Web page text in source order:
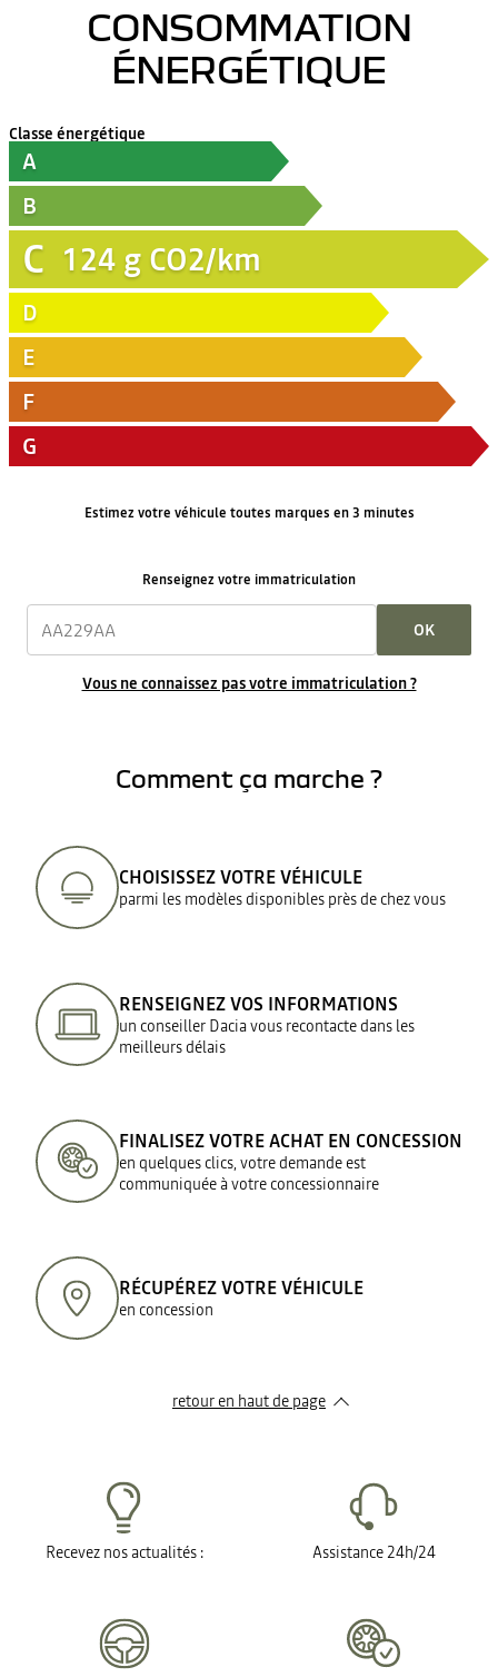
CONSOMMATION
ÉNERGÉTIQUE
Classe énergétique
A
B
C 124 g CO2/km
D
E
F
G
Estimez votre véhicule toutes marques en 3 minutes
Renseignez votre immatriculation
OK
Vous ne connaissez pas votre immatriculation ?
Comment ça marche ?
CHOISISSEZ VOTRE VÉHICULE
parmi les modèles disponibles près de chez vous
RENSEIGNEZ VOS INFORMATIONS
un conseiller Dacia vous recontacte dans les
meilleurs délais
FINALISEZ VOTRE ACHAT EN CONCESSION
en quelques clics, votre demande est
communiquée à votre concessionnaire
RÉCUPÉREZ VOTRE VÉHICULE
en concession
retour en haut de page​
Recevez nos actualités : Assistance 24h/24